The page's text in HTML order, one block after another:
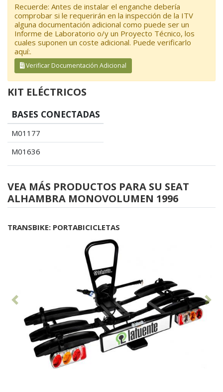
Recuerde: Antes de instalar el enganche debería
comprobar si le requerirán en la inspección de la ITV
alguna documentación adicional como puede ser un
Informe de Laboratorio o/y un Proyecto Técnico, los
cuales suponen un coste adicional. Puede verificarlo
aquí:.
Verificar Documentación Adicional
KIT ELÉCTRICOS
BASES CONECTADAS
M01177
M01636
VEA MÁS PRODUCTOS PARA SU SEAT
ALHAMBRA MONOVOLUMEN 1996
TRANSBIKE: PORTABICICLETAS